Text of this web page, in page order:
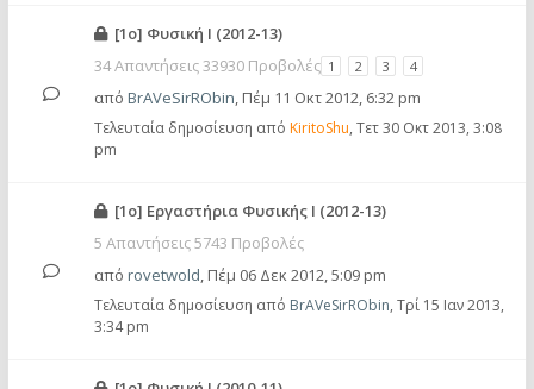
[1o] Φυσική Ι (2012-13)
34 Απαντήσεις 33930 Προβολές 1 2 3 4
από BrAVeSirRObin, Πέμ 11 Οκτ 2012, 6:32 pm
Τελευταία δημοσίευση από KiritoShu, Τετ 30 Οκτ 2013, 3:08
pm
[1o] Εργαστήρια Φυσικής Ι (2012-13)
5 Απαντήσεις 5743 Προβολές
από rovetwold, Πέμ 06 Δεκ 2012, 5:09 pm
Τελευταία δημοσίευση από BrAVeSirRObin, Τρί 15 Ιαν 2013,
3:34 pm